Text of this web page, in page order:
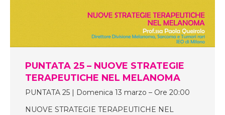
PUNTATA 25 – NUOVE STRATEGIE
TERAPEUTICHE NEL MELANOMA
PUNTATA 25 | Domenica 13 marzo – Ore 20:00
NUOVE STRATEGIE TERAPEUTICHE NEL